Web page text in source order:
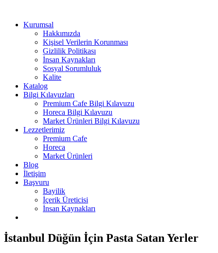
Kurumsal
Hakkımızda
Kişisel Verilerin Korunması
Gizlilik Politikası
İnsan Kaynakları
Sosyal Sorumluluk
Kalite
Katalog
Bilgi Kılavuzları
Premium Cafe Bilgi Kılavuzu
Horeca Bilgi Kılavuzu
Market Ürünleri Bilgi Kılavuzu
Lezzetlerimiz
Premium Cafe
Horeca
Market Ürünleri
Blog
İletişim
Başvuru
Bayilik
İçerik Üreticisi
İnsan Kaynakları
İstanbul Düğün İçin Pasta Satan Yerler